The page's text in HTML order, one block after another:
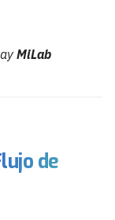
MiLab
de